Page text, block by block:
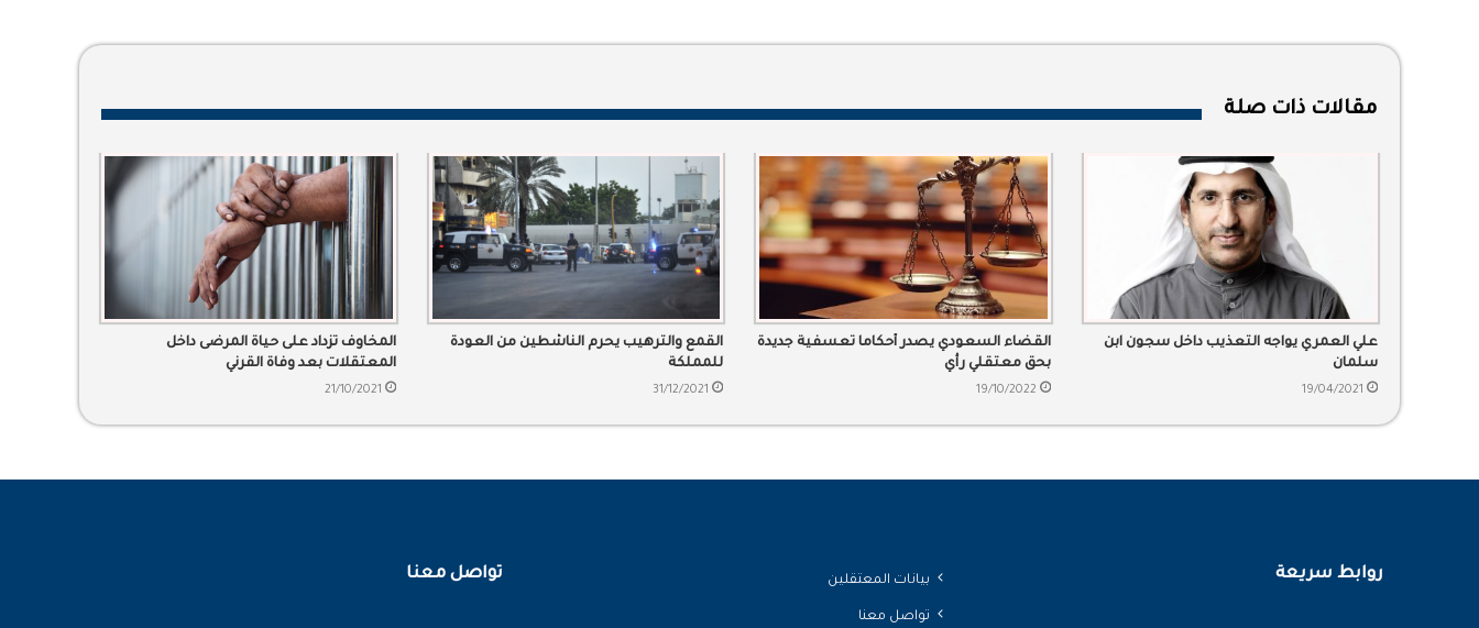
مقالات ذات صلة
علي العمري يواجه التعذيب داخل سجون ابن
سلمان
19/04/2021
القضاء السعودي يصدر أحكاما تعسفية جديدة
بحق معتقلي رأي
19/10/2022
القمع والترهيب يحرم الناشطين من العودة
للمملكة
31/12/2021
المخاوف تزداد على حياة المرضى داخل
المعتقلات بعد وفاة القرني
21/10/2021
روابط سريعة بيانات المعتقلين
تواصل معنا
تواصل معنا